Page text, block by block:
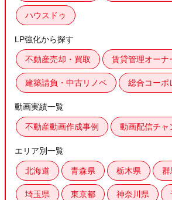
ハウスドゥ
LP強化から探す
不動産売却・買取 賃貸管理オーナ
建築請負・中古リノベ 総合コーポ
動画実績一覧
不動産動画作成事例 動画配信チャ
エリア別一覧
北海道 青森県 栃木県 群
埼玉県 東京都 神奈川県